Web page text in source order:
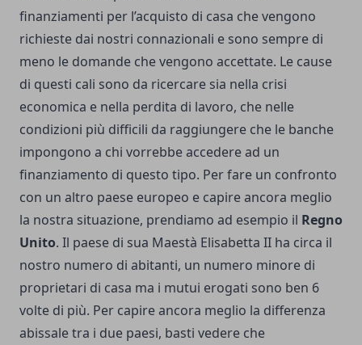
finanziamenti per l’acquisto di casa che vengono
richieste dai nostri connazionali e sono sempre di
meno le domande che vengono accettate. Le cause
di questi cali sono da ricercare sia nella crisi
economica e nella perdita di lavoro, che nelle
condizioni più difficili da raggiungere che le banche
impongono a chi vorrebbe accedere ad un
finanziamento di questo tipo. Per fare un confronto
con un altro paese europeo e capire ancora meglio
la nostra situazione, prendiamo ad esempio il Regno
Unito. Il paese di sua Maestà Elisabetta II ha circa il
nostro numero di abitanti, un numero minore di
proprietari di casa ma i mutui erogati sono ben 6
volte di più. Per capire ancora meglio la differenza
abissale tra i due paesi, basti vedere che